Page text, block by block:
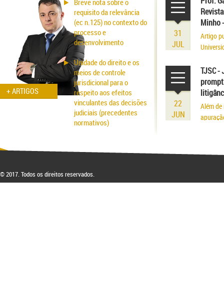
+ ARTIGOS
Breve nota sobre o
requisito da relevância
(ec n.125) no contexto do
processo e
desenvolvimento
Unidade do direito e os
meios de controle
jurisdicional para o
respeito aos efeitos
vinculantes das decisões
judiciais (precedentes
normativos)
fraude patrimonial: da
respectiva blindagem
31
JUL
Minho
Artigo
22
JUN
TJSC -
Além
© 2017. Todos os direitos reservados.